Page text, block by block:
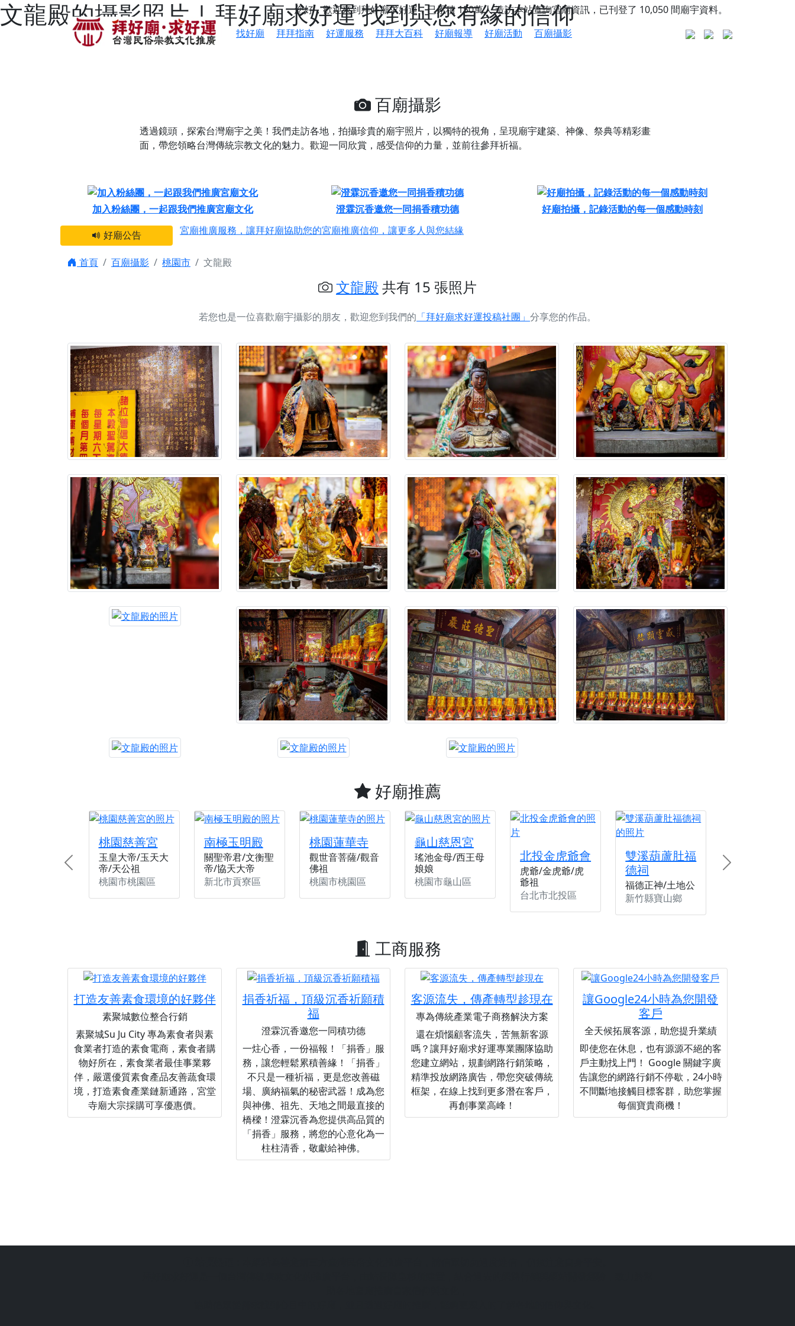
文龍殿的攝影照片 | 拜好廟求好運 找到與您有緣的信仰
您好，歡迎來到拜好廟求好運，已累積150萬人造訪本站查詢宮廟資訊，已刊登了 10,050 間廟宇資料。
找好廟
拜拜指南 好運服務 拜拜大百科 好廟報導 好廟活動 百廟攝影
百廟攝影
透過鏡頭，探索台灣廟宇之美！我們走訪各地，拍攝珍貴的廟宇照片，以獨特的視角，呈現廟宇建築、神像、祭典等精彩畫
面，帶您領略台灣傳統宗教文化的魅力。歡迎一同欣賞，感受信仰的力量，並前往參拜祈福。
加入粉絲團，一起跟我們推廣宮廟文化 澄霖沉香邀您一同捐香積功德
好廟拍攝，記錄活動的每一個感動時刻
好廟公告
感謝 【新竹縣新豐鄉 池和宮】 贊助支持我們推廣台灣民俗宗教文化
宮廟推廣服務，讓拜好廟協助您的宮廟推廣信仰，讓更多人與您結緣
之旅」！
【屏東縣獅子鄉 楓港清華山聖天宮】驪山母娘聖誕暨中元普渡大法會，誠邀十方善信大德，一同回到母娘慈悲座前，祈福納祥、慎
終追遠、廣植福田
願平安順遂的慈悲心意。
【桃園龜山 慈恩宮】丙午年梁皇寶懺法會，一念虔誠禮寶懺，一分懺悔植福田，誠邀十方善信大德共同參與。
【新北貢寮 南極玉明殿】中元普渡大法會，誠摯歡迎十方善信大德隨喜贊普，為祖先親眷祈求安息，也為自身與家人累積福德、種
下善緣。
【桃園慈善宮(天公廟)】中元普渡交給專業的來，省時省力又積福！「玉皇大帝 大天尊」 親自坐鎮主法！幫你累積的功德福報自然
是「超級加倍」！
【台北北投 福慶宮】慶讚中元普渡法會，誠摯邀請十方善信大德，一同回到北投土地公埔，祈願闔家平安、地方祥和、福運綿長。
【桃園龜山 慈恩宮】丙午年慶讚中元普渡法會，正是讓我們用善念與功德，迴向冥陽兩利、闔家平安的殊勝因緣。
【新北八里 紫德宮】丙午年中元普渡讚普超薦法會，普施眾生・慎終追遠・廣植福田
【台北北投金虎爺會】父親節陪爸爸一起闖關趣，邀請大小朋友一起留下珍貴的家庭回憶
【新北八里 紫德宮】父親節奉茶感恩活動，一杯茶，一份心意；一句感謝，一生難忘。
【桃園新屋 深圳玄天宮】農曆七月擴大犒軍科儀，吉祥月不只有普渡祈福，也有一份感謝守護的虔誠心意
【桃園新屋 深圳玄天宮】七娘媽聖誕祝壽慶典，誠摯邀請十方善信大德攜家帶眷前來參香，共同向七娘媽祝壽祈福
歡迎友廟長官、小編加入我們LINE官方帳號，讓我們協助您的廟宇推廣。
歡迎信眾分享您前往廟宇的參拜體驗，推廣您的信仰
首頁 百廟攝影 桃園市 文龍殿
文龍殿共有 15 張照片
若您也是一位喜歡廟宇攝影的朋友，歡迎您到我們的 「拜好廟求好運投稿社團」 分享您的作品。
好廟推薦
桃園慈善宮
玉皇大帝/玉天大
帝/天公祖
桃園市桃園區
南極玉明殿
關聖帝君/文衡聖
帝/協天大帝
新北市貢寮區
桃園蓮華寺
觀世音菩薩/觀音
佛祖
桃園市桃園區
龜山慈恩宮
瑤池金母/西王母
娘娘
桃園市龜山區
北投金虎爺會
虎爺/金虎爺/虎
爺祖
台北市北投區
雙溪葫蘆肚福
德祠
福德正神/土地公
新竹縣寶山鄉
Previous Next
工商服務
打造友善素食環境的好夥伴
素聚城數位整合行銷
素聚城Su Ju City 專為素食者與素
食業者打造的素食電商，素食者購
物好所在，素食業者最佳事業夥
伴，嚴選優質素食產品友善蔬食環
境，打造素食產業鏈新通路，宮堂
寺廟大宗採購可享優惠價。
捐香祈福，頂級沉香祈願積
福
澄霖沉香邀您一同積功德
一炷心香，一份福報！「捐香」服
務，讓您輕鬆累積善緣！「捐香」
不只是一種祈福，更是您改善磁
場、廣納福氣的秘密武器！成為您
與神佛、祖先、天地之間最直接的
橋樑！澄霖沉香為您提供高品質的
「捐香」服務，將您的心意化為一
柱柱清香，敬獻給神佛。
客源流失，傳產轉型趁現在
專為傳統產業電子商務解決方案
還在煩惱顧客流失，苦無新客源
嗎？讓拜好廟求好運專業團隊協助
您建立網站，規劃網路行銷策略，
精準投放網路廣告，帶您突破傳統
框架，在線上找到更多潛在客戶，
再創事業高峰！
讓Google24小時為您開發
客戶
全天候拓展客源，助您提升業績
即使您在休息，也有源源不絕的客
戶主動找上門！ Google 關鍵字廣
告讓您的網路行銷不停歇，24小時
不間斷地接觸目標客群，助您掌握
每個寶貴商機！